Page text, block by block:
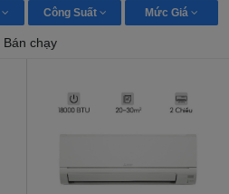
Công Suất Mức Giá
Bán chạy